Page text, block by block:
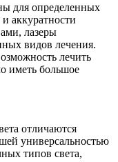
для определенных
аккуратности
лазеры
видов лечения.
лечить
иметь большое
отличаются
универсальностью
типов света,